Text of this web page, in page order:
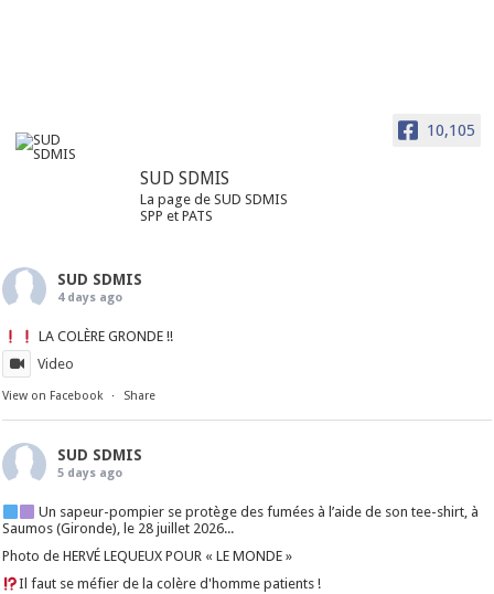
10,105
SUD SDMIS
La page de SUD SDMIS
SPP et PATS
SUD SDMIS
4 days ago
LA COLÈRE GRONDE !!
Video
View on Facebook · Share
SUD SDMIS
5 days ago
Un sapeur-pompier se protège des fumées à l’aide de son tee-shirt, à
Saumos (Gironde), le 28 juillet 2026...
Photo de HERVÉ LEQUEUX POUR « LE MONDE »
Il faut se méfier de la colère d'homme patients !